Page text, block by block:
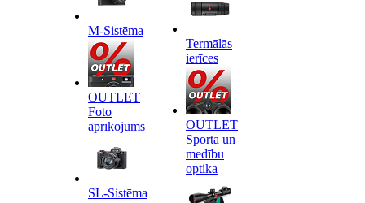
M-Sistēma
OUTLET
Foto
aprīkojums
SL-Sistēma
Termālās
ierīces
OUTLET
Sporta un
medību
optika